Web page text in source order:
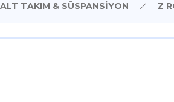
ALT TAKIM & SÜSPANSİYON Z